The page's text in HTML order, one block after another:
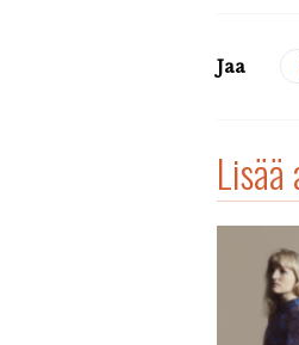
Jaa
Lisää